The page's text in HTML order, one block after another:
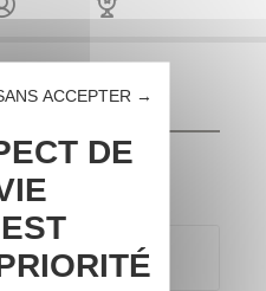
!
DE
ACCEPTER →